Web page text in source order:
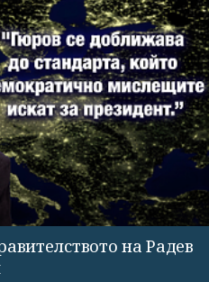
на Радев